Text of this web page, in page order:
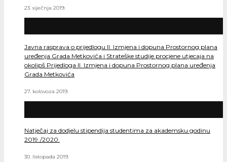
23. siječnja 2019.
Javna rasprava o prijedlogu II. Izmjena i dopuna Prostornog plana
uređenja Grada Metkovića i Strateške studije procjene utjecaja na
okolipš Prijedloga II. Izmjena i dopuna Prostornog plana uređenja
Grada Metkovića
27. kolovoza 2019.
Natječaj za dodjelu stipendija studentima za akademsku godinu
2019./2020.
30. listopada 2019.